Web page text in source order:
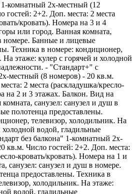
комнатный 2х-местный (12
гостей: 2+2. Доп. места: 2 места
кровать). Номера на 3 и 4
или город. Ванная комната,
номере. Банные и лицевые
Техника в номере: кондиционер,
На этаже: кулер с горячей и холодной
- "Стандарт+" с
местный (8 номеров) - 20 кв.м.
2 места (раскладушка/кресло-
на 2 и 3 этажах. Балкон. Вид на
санузел: санузел и душ в
полотенца предоставлены.
телевизор, холодильник. На
холодной водой, гладильные
без балкона" 1-комнатный 2х-
кв.м. Число гостей: 2+2. Доп. места:
кровать/кровать). Номера на 1 и
санузел: санузел и душ в номере.
предоставлены. Техника в
холодильник. На этаже:
водой, гладильные